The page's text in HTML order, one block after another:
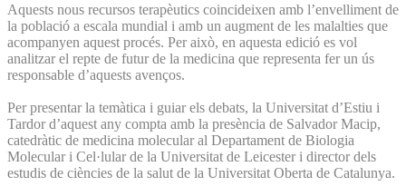
Aquests nous recursos terapèutics coincideixen amb l’envelliment de
la població a escala mundial i amb un augment de les malalties que
acompanyen aquest procés. Per això, en aquesta edició es vol
analitzar el repte de futur de la medicina que representa fer un ús
responsable d’aquests avenços.
Per presentar la temàtica i guiar els debats, la Universitat d’Estiu i
Tardor d’aquest any compta amb la presència de Salvador Macip,
catedràtic de medicina molecular al Departament de Biologia
Molecular i Cel·lular de la Universitat de Leicester i director dels
estudis de ciències de la salut de la Universitat Oberta de Catalunya.